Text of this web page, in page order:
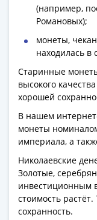
1920гг
1922
1923
1924
1932
1934
1937
1938
1947
(1957)
(например,
Романовых);
монеты,
находилась в
Старинные
высокого
хорошей
В нашем
монеты
империала, а
Николаевские
Золотые,
инвестиционным
стоимость
сохранность.